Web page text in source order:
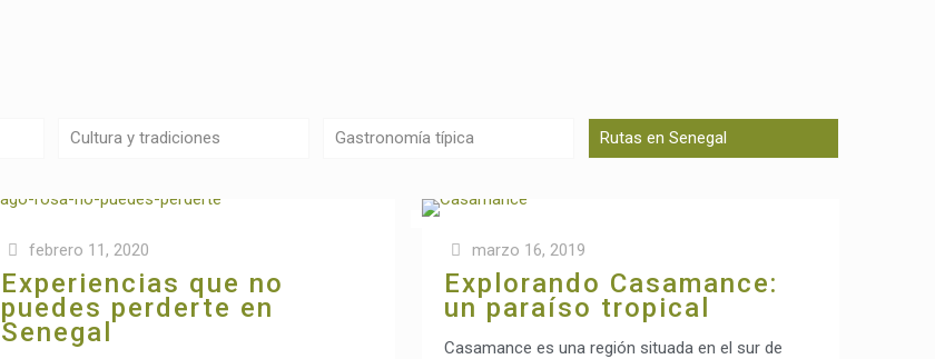
Cultura y tradiciones Gastronomía típica Rutas en Senegal
febrero 11, 2020
Experiencias que no
puedes perderte en
Senegal
marzo 16, 2019
Explorando Casamance:
un paraíso tropical
Casamance es una región situada en el sur de